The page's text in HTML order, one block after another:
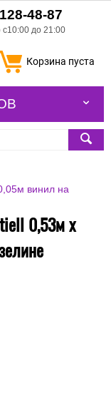
128-48-87
с10:00 до 21:00
Корзина пуста
винил на
0,53м х